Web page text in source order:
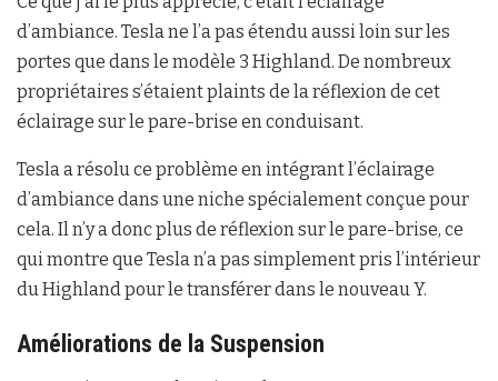
d’ambiance. Tesla ne l’a pas étendu aussi loin sur les
portes que dans le modèle 3 Highland. De nombreux
propriétaires s’étaient plaints de la réflexion de cet
éclairage sur le pare-brise en conduisant.
Tesla a résolu ce problème en intégrant l’éclairage
d’ambiance dans une niche spécialement conçue pour
cela. Il n’y a donc plus de réflexion sur le pare-brise, ce
qui montre que Tesla n’a pas simplement pris l’intérieur
du Highland pour le transférer dans le nouveau Y.
Améliorations de la Suspension